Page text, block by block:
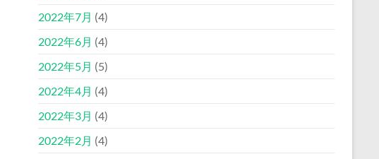
2022年7月 (4)
2022年6月 (4)
2022年5月 (5)
2022年4月 (4)
2022年3月 (4)
2022年2月 (4)